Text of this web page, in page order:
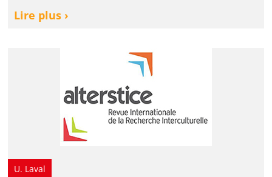
Lire plus ›
U. Laval